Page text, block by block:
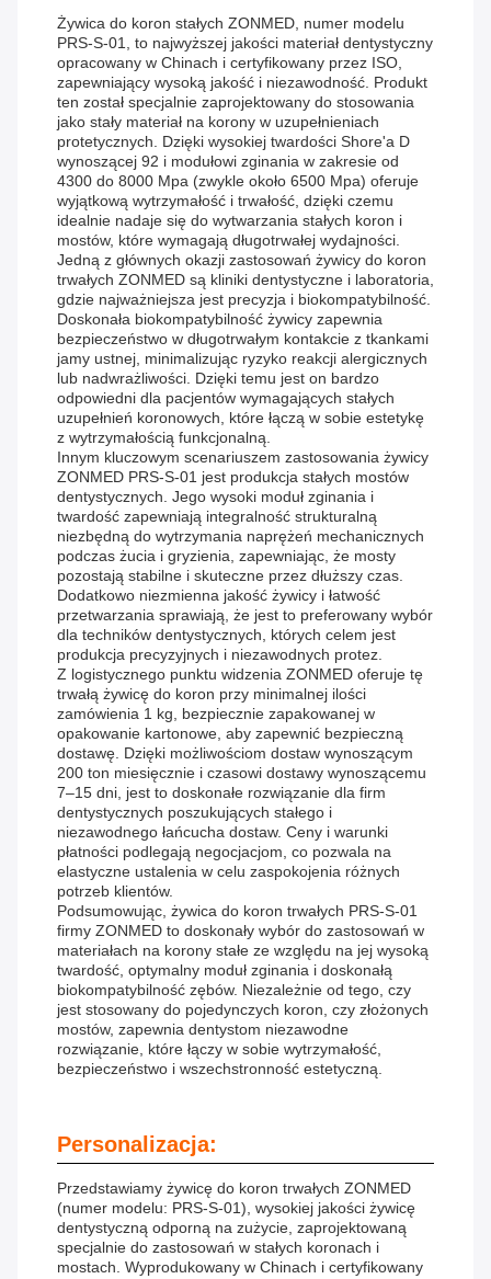
Żywica do koron stałych ZONMED, numer modelu
PRS-S-01, to najwyższej jakości materiał dentystyczny
opracowany w Chinach i certyfikowany przez ISO,
zapewniający wysoką jakość i niezawodność. Produkt
ten został specjalnie zaprojektowany do stosowania
jako stały materiał na korony w uzupełnieniach
protetycznych. Dzięki wysokiej twardości Shore'a D
wynoszącej 92 i modułowi zginania w zakresie od
4300 do 8000 Mpa (zwykle około 6500 Mpa) oferuje
wyjątkową wytrzymałość i trwałość, dzięki czemu
idealnie nadaje się do wytwarzania stałych koron i
mostów, które wymagają długotrwałej wydajności.
Jedną z głównych okazji zastosowań żywicy do koron
trwałych ZONMED są kliniki dentystyczne i laboratoria,
gdzie najważniejsza jest precyzja i biokompatybilność.
Doskonała biokompatybilność żywicy zapewnia
bezpieczeństwo w długotrwałym kontakcie z tkankami
jamy ustnej, minimalizując ryzyko reakcji alergicznych
lub nadwrażliwości. Dzięki temu jest on bardzo
odpowiedni dla pacjentów wymagających stałych
uzupełnień koronowych, które łączą w sobie estetykę
z wytrzymałością funkcjonalną.
Innym kluczowym scenariuszem zastosowania żywicy
ZONMED PRS-S-01 jest produkcja stałych mostów
dentystycznych. Jego wysoki moduł zginania i
twardość zapewniają integralność strukturalną
niezbędną do wytrzymania naprężeń mechanicznych
podczas żucia i gryzienia, zapewniając, że mosty
pozostają stabilne i skuteczne przez dłuższy czas.
Dodatkowo niezmienna jakość żywicy i łatwość
przetwarzania sprawiają, że jest to preferowany wybór
dla techników dentystycznych, których celem jest
produkcja precyzyjnych i niezawodnych protez.
Z logistycznego punktu widzenia ZONMED oferuje tę
trwałą żywicę do koron przy minimalnej ilości
zamówienia 1 kg, bezpiecznie zapakowanej w
opakowanie kartonowe, aby zapewnić bezpieczną
dostawę. Dzięki możliwościom dostaw wynoszącym
200 ton miesięcznie i czasowi dostawy wynoszącemu
7–15 dni, jest to doskonałe rozwiązanie dla firm
dentystycznych poszukujących stałego i
niezawodnego łańcucha dostaw. Ceny i warunki
płatności podlegają negocjacjom, co pozwala na
elastyczne ustalenia w celu zaspokojenia różnych
potrzeb klientów.
Podsumowując, żywica do koron trwałych PRS-S-01
firmy ZONMED to doskonały wybór do zastosowań w
materiałach na korony stałe ze względu na jej wysoką
twardość, optymalny moduł zginania i doskonałą
biokompatybilność zębów. Niezależnie od tego, czy
jest stosowany do pojedynczych koron, czy złożonych
mostów, zapewnia dentystom niezawodne
rozwiązanie, które łączy w sobie wytrzymałość,
bezpieczeństwo i wszechstronność estetyczną.
Personalizacja:
Przedstawiamy żywicę do koron trwałych ZONMED
(numer modelu: PRS-S-01), wysokiej jakości żywicę
dentystyczną odporną na zużycie, zaprojektowaną
specjalnie do zastosowań w stałych koronach i
mostach. Wyprodukowany w Chinach i certyfikowany